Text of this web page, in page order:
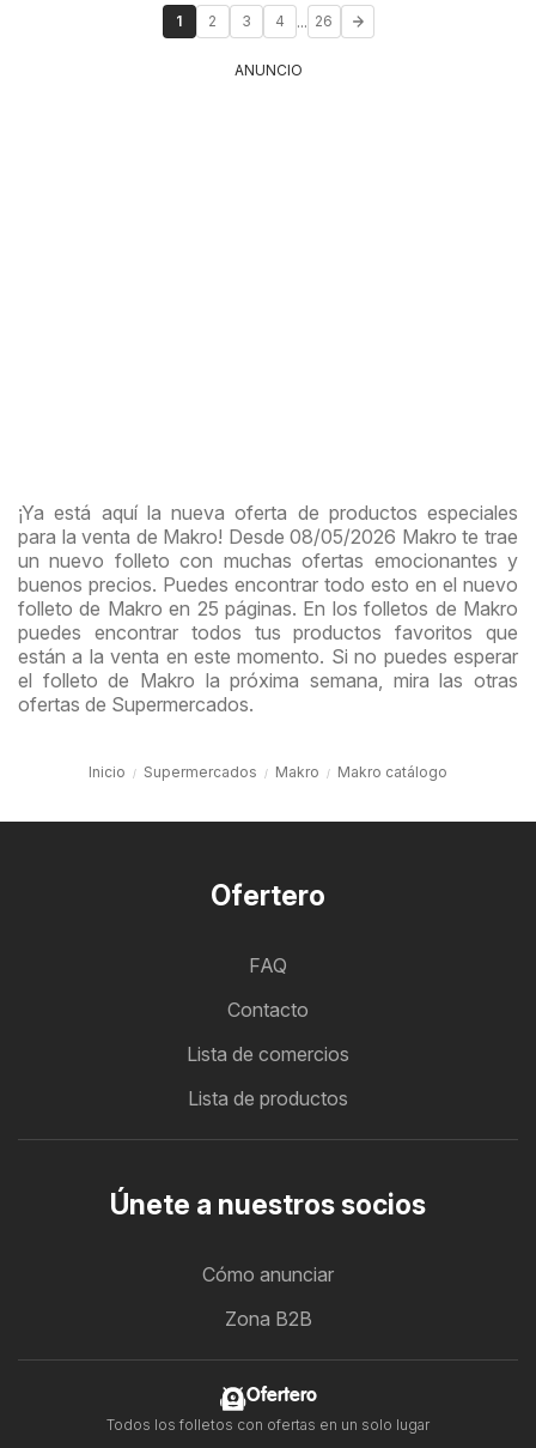
1 2 3 4 ... 26
ANUNCIO
¡Ya está aquí la nueva oferta de productos especiales
para la venta de Makro! Desde 08/05/2026 Makro te trae
un nuevo folleto con muchas ofertas emocionantes y
buenos precios. Puedes encontrar todo esto en el nuevo
folleto de Makro en 25 páginas. En los folletos de Makro
puedes encontrar todos tus productos favoritos que
están a la venta en este momento. Si no puedes esperar
el folleto de Makro la próxima semana, mira las otras
ofertas de Supermercados.
Inicio Supermercados Makro Makro catálogo
Ofertero
FAQ
Contacto
Lista de comercios
Lista de productos
Únete a nuestros socios
Cómo anunciar
Zona B2B
Ofertero
Todos los folletos con ofertas en un solo lugar